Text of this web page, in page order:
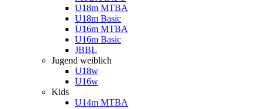
U18m MTBA
U18m Basic
U16m MTBA
U16m Basic
JBBL
Jugend weiblich
U18w
U16w
Kids
U14m MTBA